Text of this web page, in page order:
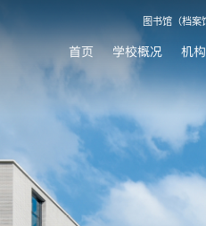
图书馆（档案
首页 学校概况 机